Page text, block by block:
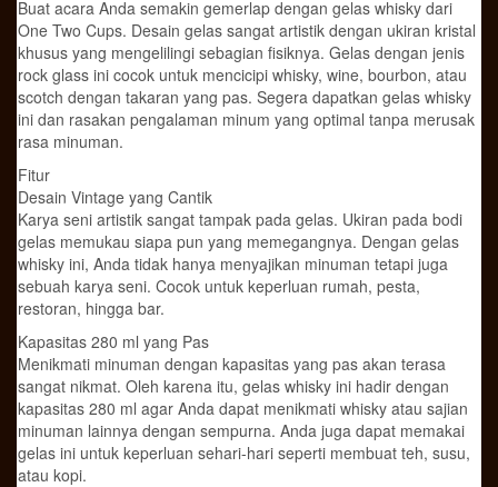
quantity
Buat acara Anda semakin gemerlap dengan gelas whisky dari
One Two Cups. Desain gelas sangat artistik dengan ukiran kristal
khusus yang mengelilingi sebagian fisiknya. Gelas dengan jenis
rock glass ini cocok untuk mencicipi whisky, wine, bourbon, atau
scotch dengan takaran yang pas. Segera dapatkan gelas whisky
ini dan rasakan pengalaman minum yang optimal tanpa merusak
rasa minuman.
Fitur
Desain Vintage yang Cantik
Karya seni artistik sangat tampak pada gelas. Ukiran pada bodi
gelas memukau siapa pun yang memegangnya. Dengan gelas
whisky ini, Anda tidak hanya menyajikan minuman tetapi juga
sebuah karya seni. Cocok untuk keperluan rumah, pesta,
restoran, hingga bar.
Kapasitas 280 ml yang Pas
Menikmati minuman dengan kapasitas yang pas akan terasa
sangat nikmat. Oleh karena itu, gelas whisky ini hadir dengan
kapasitas 280 ml agar Anda dapat menikmati whisky atau sajian
minuman lainnya dengan sempurna. Anda juga dapat memakai
gelas ini untuk keperluan sehari-hari seperti membuat teh, susu,
atau kopi.